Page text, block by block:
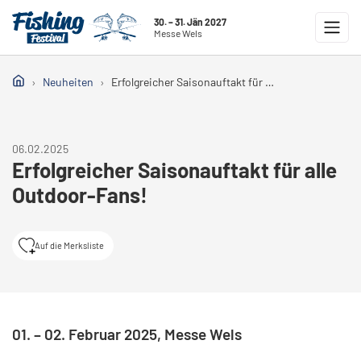
30. – 31. Jän 2027
Messe Wels
Neuheiten Erfolgreicher Saisonauftakt für alle Outdoor-Fans!
06.02.2025
Erfolgreicher Saisonauftakt für alle
Outdoor-Fans!
Auf die Merksliste
01. – 02. Februar 2025, Messe Wels